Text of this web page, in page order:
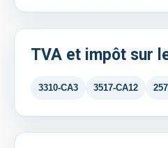
TVA et impôt sur
3310-CA3 3517-CA12